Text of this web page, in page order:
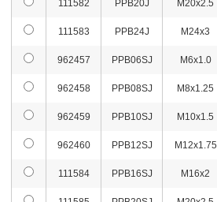
111582 PPB20J M20x2.5
111583 PPB24J M24x3
962457 PPB06SJ M6x1.0
962458 PPB08SJ M8x1.25
962459 PPB10SJ M10x1.5
962460 PPB12SJ M12x1.75
111584 PPB16SJ M16x2